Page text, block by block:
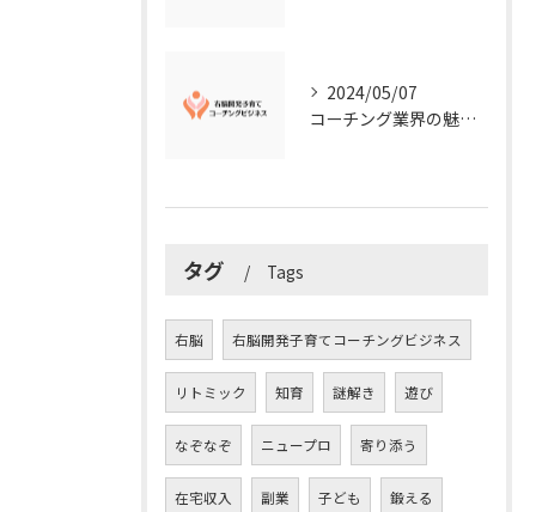
2024/05/07
コーチング業界の魅力に迫る！今知るべきこととは？
タグ Tags
右脳 右脳開発子育てコーチングビジネス
リトミック 知育 謎解き 遊び
なぞなぞ ニュープロ 寄り添う
在宅収入 副業 子ども 鍛える